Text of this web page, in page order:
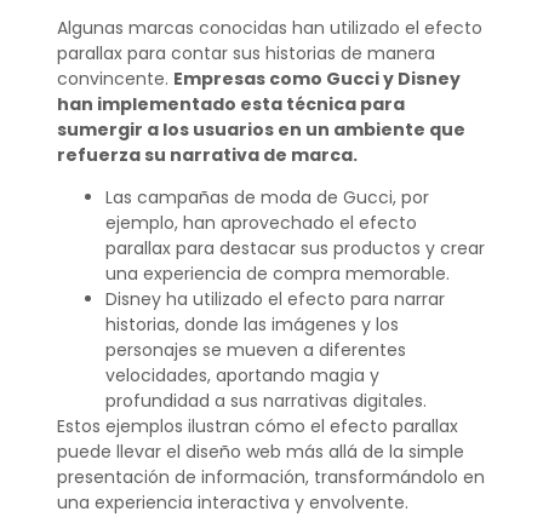
Algunas marcas conocidas han utilizado el efecto
parallax para contar sus historias de manera
convincente. Empresas como Gucci y Disney
han implementado esta técnica para
sumergir a los usuarios en un ambiente que
refuerza su narrativa de marca.
Las campañas de moda de Gucci, por
ejemplo, han aprovechado el efecto
parallax para destacar sus productos y crear
una experiencia de compra memorable.
Disney ha utilizado el efecto para narrar
historias, donde las imágenes y los
personajes se mueven a diferentes
velocidades, aportando magia y
profundidad a sus narrativas digitales.
Estos ejemplos ilustran cómo el efecto parallax
puede llevar el diseño web más allá de la simple
presentación de información, transformándolo en
una experiencia interactiva y envolvente.